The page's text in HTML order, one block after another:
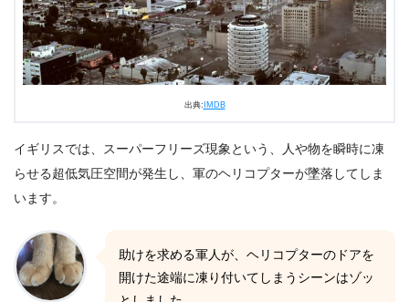
出典: IMDB
イギリスでは、スーパーフリーズ現象という、人や物を瞬時に凍
らせる超低気圧空間が発生し、軍のヘリコプターが墜落してしま
います。
助けを求める軍人が、ヘリコプターのドアを
開けた途端に凍り付いてしまうシーンはゾッ